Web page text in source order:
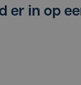
er in op